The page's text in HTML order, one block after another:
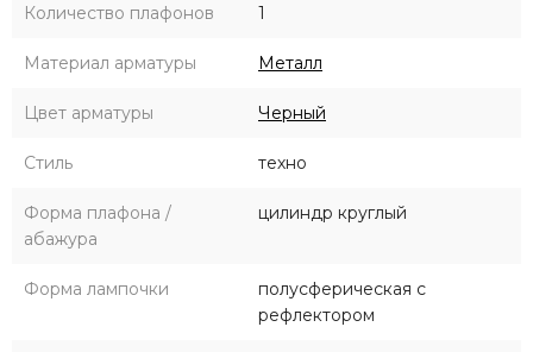
Количество плафонов 1
Материал арматуры Металл
Цвет арматуры Черный
Стиль техно
Форма плафона /
абажура
цилиндр круглый
Форма лампочки
полусферическая с
рефлектором